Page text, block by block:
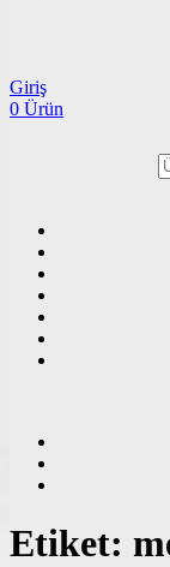
Giriş
0 Ürün
Etiket: